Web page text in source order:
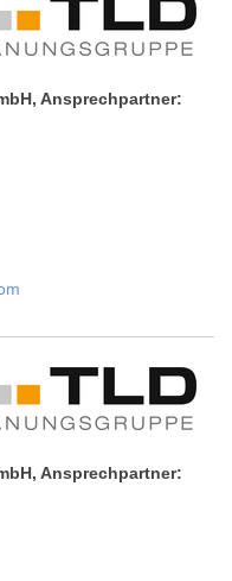
Ansprechpartner:
Ansprechpartner: